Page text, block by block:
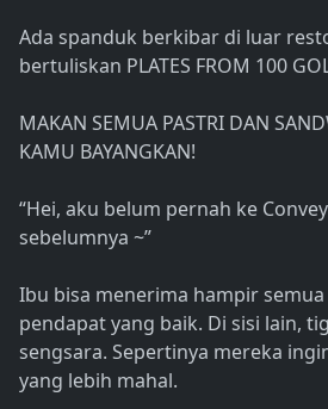
Ada spanduk berkibar di luar
bertuliskan PLATES FROM 100
MAKAN SEMUA PASTRI DAN
KAMU BAYANGKAN!
“Hei, aku belum pernah ke
sebelumnya ~”
Ibu bisa menerima hampir
pendapat yang baik. Di sisi lain,
sengsara. Sepertinya mereka
yang lebih mahal.